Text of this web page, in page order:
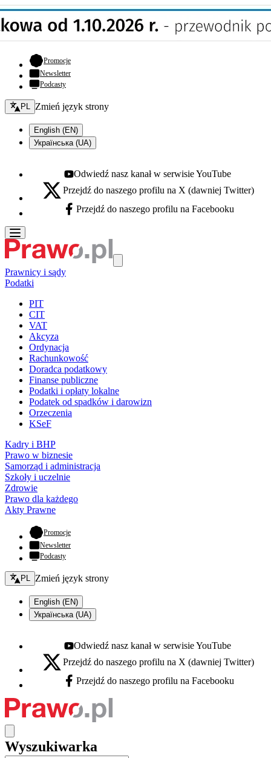
Promocje- otwiera się w nowej karcie
Newsletter
Podcasty
Zmień język - bieżący:
PL Zmień język strony
English (EN)
Українська (UA)
Youtube - otwiera się w nowej karcie
Odwiedź nasz kanał w serwisie YouTube
X - otwiera się w nowej karcie
Przejdź do naszego profilu na X (dawniej Twitter)
Facebook - otwiera się w nowej karcie
Przejdź do naszego profilu na Facebooku
Prawnicy i sądy
Podatki
PIT
CIT
VAT
Akcyza
Ordynacja
Rachunkowość
Doradca podatkowy
Finanse publiczne
Podatki i opłaty lokalne
Podatek od spadków i darowizn
Orzeczenia
KSeF
Kadry i BHP
Prawo w biznesie
Samorząd i administracja
Szkoły i uczelnie
Zdrowie
Prawo dla każdego
Akty Prawne
Promocje- otwiera się w nowej karcie
Newsletter
Podcasty
Zmień język - bieżący:
PL Zmień język strony
English (EN)
Українська (UA)
Youtube - otwiera się w nowej karcie
Odwiedź nasz kanał w serwisie YouTube
X - otwiera się w nowej karcie
Przejdź do naszego profilu na X (dawniej Twitter)
Facebook - otwiera się w nowej karcie
Przejdź do naszego profilu na Facebooku
Wyszukiwarka